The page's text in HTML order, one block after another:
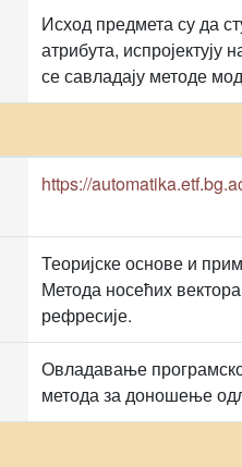
Исход предмета су да
атрибута,
се савладају методе
https://
Теоријске основе и
Метода носећих
рефресије.
Овладавање
метода за доношење